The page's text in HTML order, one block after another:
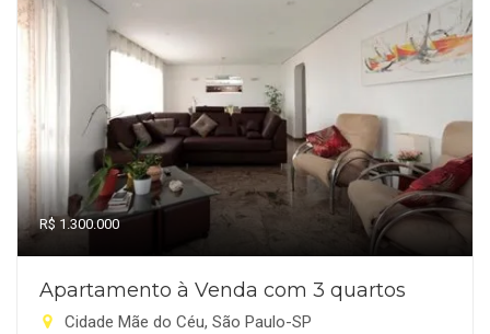
R$ 1.300.000
Apartamento à Venda com 3 quartos
Cidade Mãe do Céu, São Paulo-SP